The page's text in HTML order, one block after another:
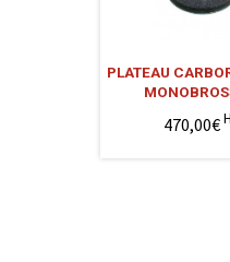
PLATEAU
470,00€